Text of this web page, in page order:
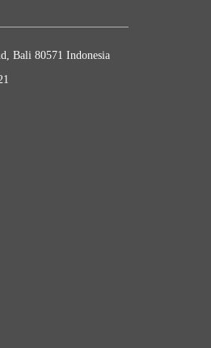
Bali 80571 Indonesia